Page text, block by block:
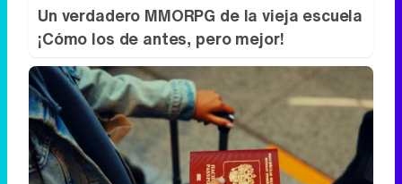
Un verdadero MMORPG de la vieja escuela
¡Cómo los de antes, pero mejor!